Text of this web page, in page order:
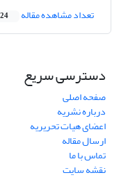
تعداد مشاهده مقاله
دسترسی سریع
صفحه اصلی
درباره نشریه
اعضای هیات تحریریه
ارسال مقاله
تماس با ما
نقشه سایت